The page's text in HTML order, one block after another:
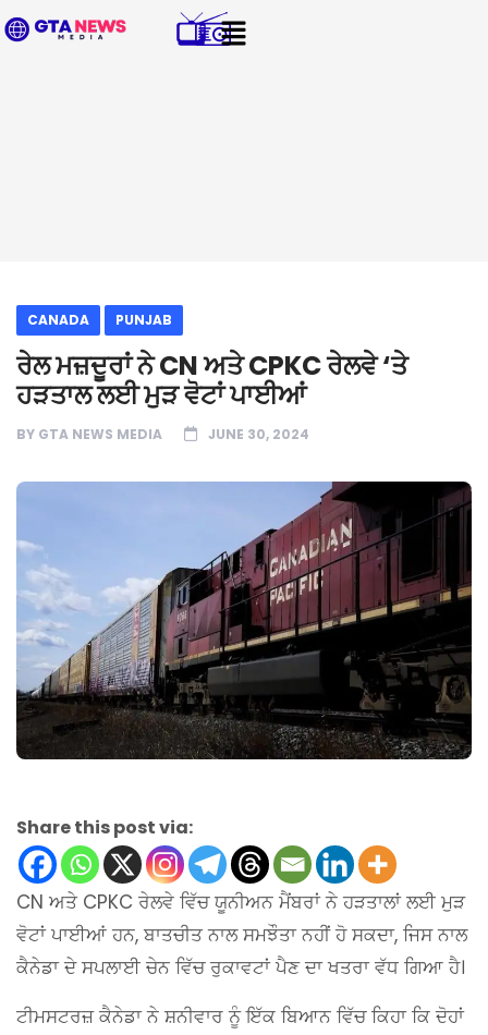
CANADA PUNJAB
ਰੇਲ ਮਜ਼ਦੂਰਾਂ ਨੇ CN ਅਤੇ CPKC ਰੇਲਵੇ ‘ਤੇ
ਹੜਤਾਲ ਲਈ ਮੁੜ ਵੋਟਾਂ ਪਾਈਆਂ
BY GTA NEWS MEDIA JUNE 30, 2024
Share this post via:
CN ਅਤੇ CPKC ਰੇਲਵੇ ਵਿੱਚ ਯੂਨੀਅਨ ਮੈਂਬਰਾਂ ਨੇ ਹੜਤਾਲਾਂ ਲਈ ਮੁੜ
ਵੋਟਾਂ ਪਾਈਆਂ ਹਨ, ਬਾਤਚੀਤ ਨਾਲ ਸਮਝੌਤਾ ਨਹੀਂ ਹੋ ਸਕਦਾ, ਜਿਸ ਨਾਲ
ਕੈਨੇਡਾ ਦੇ ਸਪਲਾਈ ਚੇਨ ਵਿੱਚ ਰੁਕਾਵਟਾਂ ਪੈਣ ਦਾ ਖਤਰਾ ਵੱਧ ਗਿਆ ਹੈ।
ਟੀਮਸਟਰਜ਼ ਕੈਨੇਡਾ ਨੇ ਸ਼ਨੀਵਾਰ ਨੂੰ ਇੱਕ ਬਿਆਨ ਵਿੱਚ ਕਿਹਾ ਕਿ ਦੋਹਾਂ